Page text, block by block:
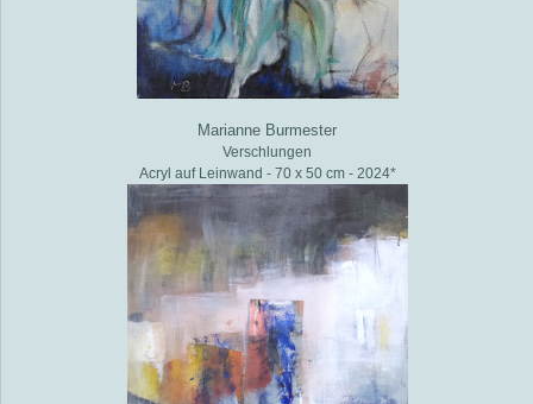
Marianne Burmester
Verschlungen
Acryl auf Leinwand - 70 x 50 cm - 2024*